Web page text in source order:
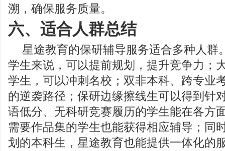
溯，确保服务质量。
六、适合人群总结
星途教育的保研辅导服务适合多种人群
学生来说，可以提前规划，提升竞争力；
学生，可以冲刺名校；双非本科、跨专业
的逆袭路径；保研边缘擦线生可以得到针
语低分、无科研竞赛履历的学生能在各方
需要作品集的学生也能获得相应辅导；同
划的本科生，星途教育也能提供一体化的